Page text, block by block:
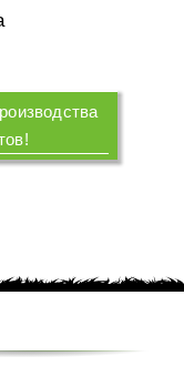
!